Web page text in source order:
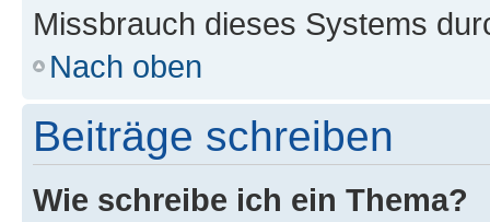
Missbrauch dieses Systems
Nach oben
Beiträge schreiben
Wie schreibe ich ein Thema?